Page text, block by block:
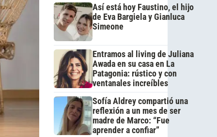
Así está hoy Faustino, el hijo
de Eva Bargiela y Gianluca
Simeone
Entramos al living de Juliana
Awada en su casa en La
Patagonia: rústico y con
ventanales increíbles
Sofía Aldrey compartió una
reflexión a un mes de ser
madre de Marco: “Fue
aprender a confiar”